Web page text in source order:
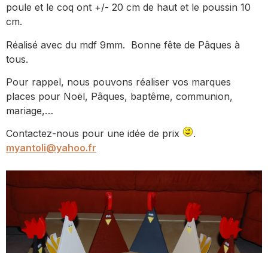
poule et le coq ont +/- 20 cm de haut et le poussin 10
cm.
Réalisé avec du mdf 9mm. Bonne fête de Pâques à
tous.
Pour rappel, nous pouvons réaliser vos marques
places pour Noël, Pâques, baptême, communion,
mariage,…
Contactez-nous pour une idée de prix
.
myantoli@yahoo.fr